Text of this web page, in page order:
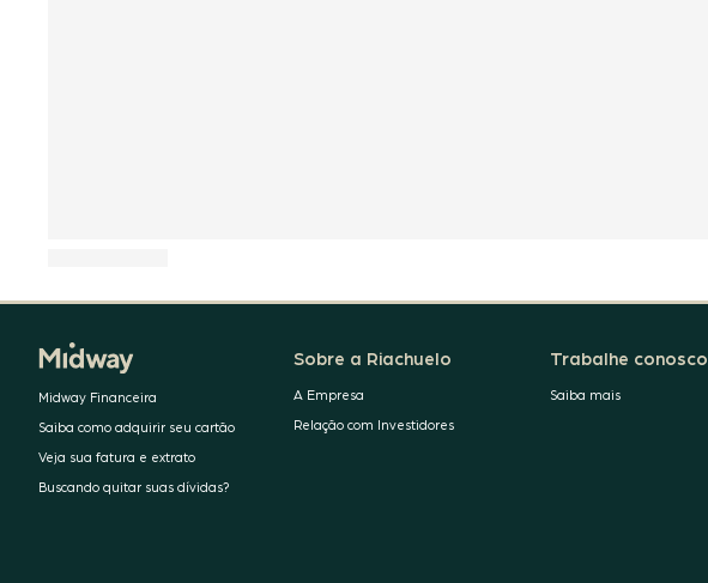
Midway Financeira
Saiba como adquirir seu cartão
Veja sua fatura e extrato
Buscando quitar suas dívidas?
Sobre a Riachuelo
A Empresa
Relação com Investidores
Trabalhe conosco
Saiba mais